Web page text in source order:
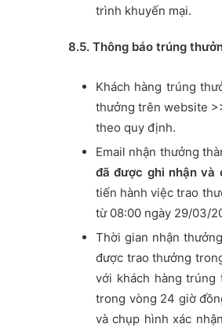
trình khuyến mại.
8.5. Thông báo trúng
Khách hàng trúng
thưởng trên website
theo quy định.
Email nhận thưởng
đã được ghi nhận và
tiến hành việc trao
từ 08:00 ngày 29/03/
Thời gian nhận
được trao thưởng
với khách hàng trúng
trong vòng 24 giờ
và chụp hình xác